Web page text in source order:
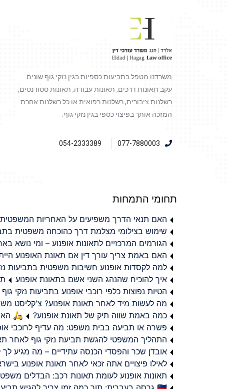
משרדנו מטפל בתביעות כספיות בגין נזקי גוף שונים
עקב תאונות דרכים, תאונות עבודה, תאונות סטודנטים,
רשלנות ציבורית, רשלנות רפואית או כל רשלנות אחרת
המזכה אותך בפיצוי כספי בגין נזקי גוף.
077-7880003
054-2333389
תחומי התמחות
האם תנאי הדרך משפיעים על האחריות המשפטית
שימוש בצילומי מצלמת דרך כהוכחה משפטית
הגורמים המרכזיים לתאונות אופנוע – ומי נושא
האם באמת צריך עורך דין אם תאונת האופנוע
למה לקסדות אופנוע חשיבות משפטית בתביעות
איך להוכיח שהנהג השני אשם בתאונת אופנוע
הטיות נפוצות כלפי רוכבי אופנוע בתביעות נזקי גוף
מה לעשות מיד לאחר תאונת אופנוע? צ'קליסט
כמה באמת שווה תיק של תאונת אופנוע?
🛵
פשרה או תביעה בבית משפט: מה עדיף לרוכבי
התהליך המשפטי להגשת תביעת נזקי גוף לאחר
אובדן שכר והפסדי הכנסה עתידיים – מה מגיע לך
לאילו פיצויים אתה זכאי לאחר תאונת אופנוע
תאונות אופנוע לעומת תאונות רכב: הבדלים